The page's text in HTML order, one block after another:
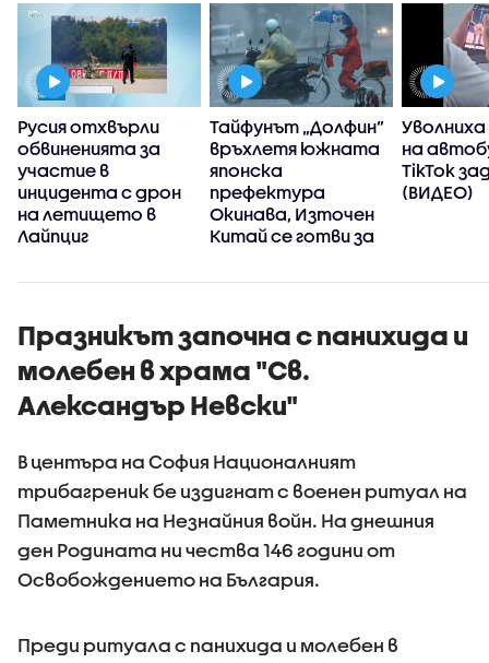
Русия отхвърли
обвиненията за
участие в
инцидента с дрон
на летището в
Лайпциг
Тайфунът „Долфин”
връхлетя южната
японска
префектура
Окинава, Източен
Китай се готви за
на
TikTok
(ВИДЕО)
Празникът започна с панихида и
молебен в храма "Св.
Александър Невски"
В центъра на София Националният
трибагреник бе издигнат с военен ритуал на
Паметника на Незнайния войн. На днешния
ден Родината ни чества 146 години от
Освобождението на България.
Преди ритуала с панихида и молебен в